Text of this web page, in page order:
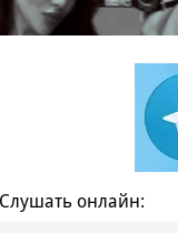
Слушать онлайн: